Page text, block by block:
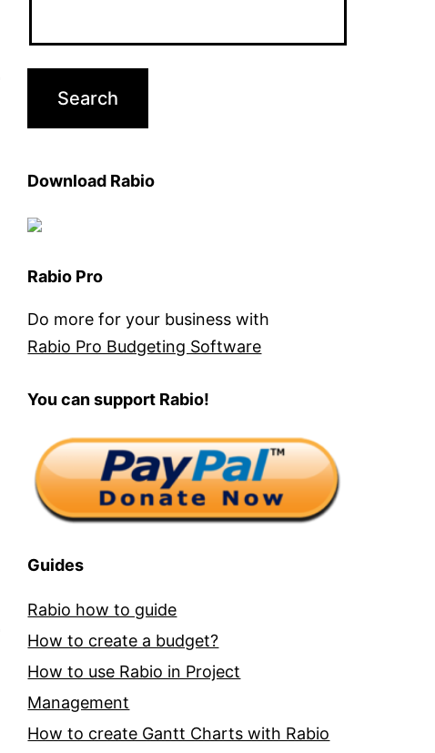
Download Rabio
Rabio Pro
Do more for your business with
Rabio Pro Budgeting Software
You can support Rabio!
Guides
Rabio how to guide
How to create a budget?
How to use Rabio in Project
Management
How to create Gantt Charts with Rabio